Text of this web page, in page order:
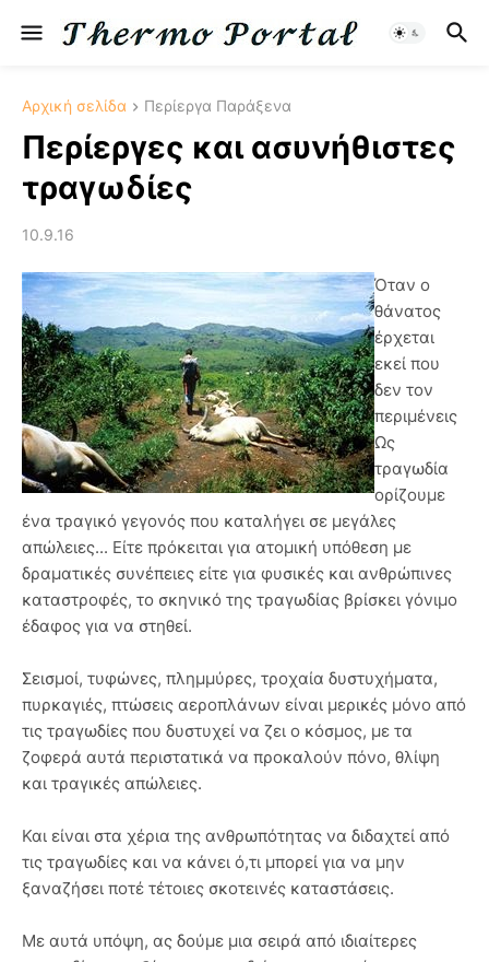
Αρχική σελίδα Περίεργα Παράξενα
Περίεργες και ασυνήθιστες
τραγωδίες
10.9.16
Όταν ο
θάνατος
έρχεται
εκεί που
δεν τον
περιμένεις
Ως
τραγωδία
ορίζουμε
ένα τραγικό γεγονός που καταλήγει σε μεγάλες
απώλειες... Είτε πρόκειται για ατομική υπόθεση με
δραματικές συνέπειες είτε για φυσικές και ανθρώπινες
καταστροφές, το σκηνικό της τραγωδίας βρίσκει γόνιμο
έδαφος για να στηθεί.
Σεισμοί, τυφώνες, πλημμύρες, τροχαία δυστυχήματα,
πυρκαγιές, πτώσεις αεροπλάνων είναι μερικές μόνο από
τις τραγωδίες που δυστυχεί να ζει ο κόσμος, με τα
ζοφερά αυτά περιστατικά να προκαλούν πόνο, θλίψη
και τραγικές απώλειες.
Και είναι στα χέρια της ανθρωπότητας να διδαχτεί από
τις τραγωδίες και να κάνει ό,τι μπορεί για να μην
ξαναζήσει ποτέ τέτοιες σκοτεινές καταστάσεις.
Με αυτά υπόψη, ας δούμε μια σειρά από ιδιαίτερες